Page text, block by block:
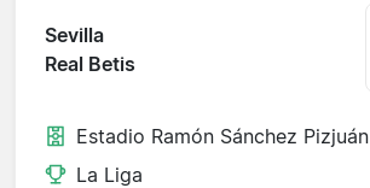
Sevilla
Real Betis
Estadio Ramón Sánchez Pizjuán
La Liga